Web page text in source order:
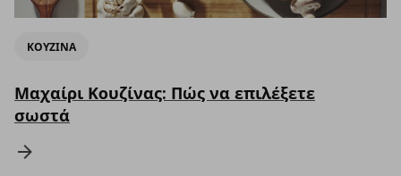
ΚΟΥΖΙΝΑ
Μαχαίρι Κουζίνας: Πώς να επιλέξετε
σωστά